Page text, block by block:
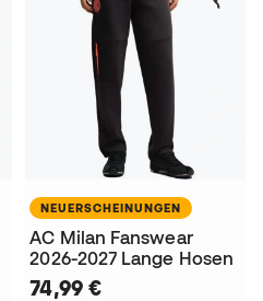
NEUERSCHEINUNGEN
AC Milan Fanswear
2026-2027 Lange Hosen
74,99 €